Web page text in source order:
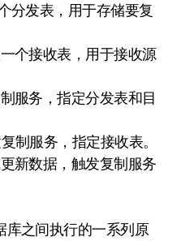
分发表，用于存储要复
个接收表，用于接收源
服务，指定分发表和目
制服务，指定接收表。
新数据，触发复制服务
库之间执行的一系列原